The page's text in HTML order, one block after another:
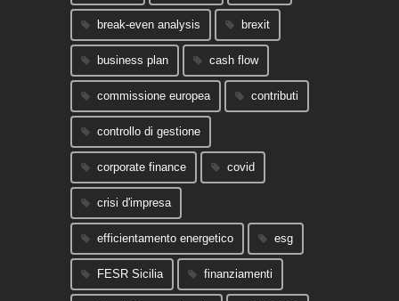
break-even analysis brexit
business plan cash flow
commissione europea contributi
controllo di gestione
corporate finance covid
crisi d'impresa
efficientamento energetico esg
FESR Sicilia finanziamenti